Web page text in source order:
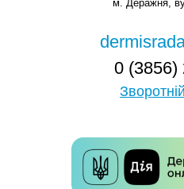
м. Деражня,
0 (3856)